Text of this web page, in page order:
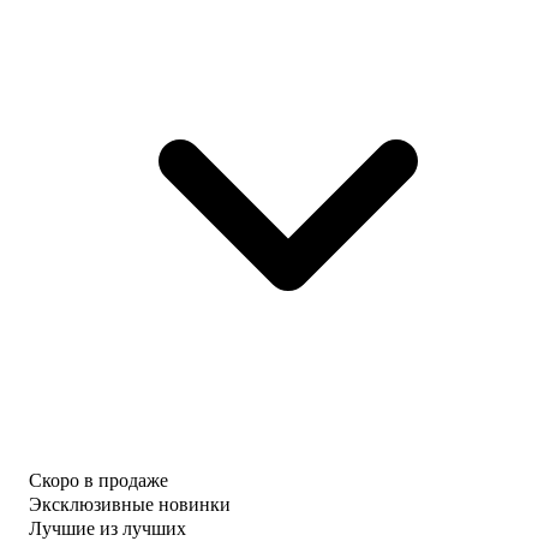
Скоро в продаже
Эксклюзивные новинки
Лучшие из лучших